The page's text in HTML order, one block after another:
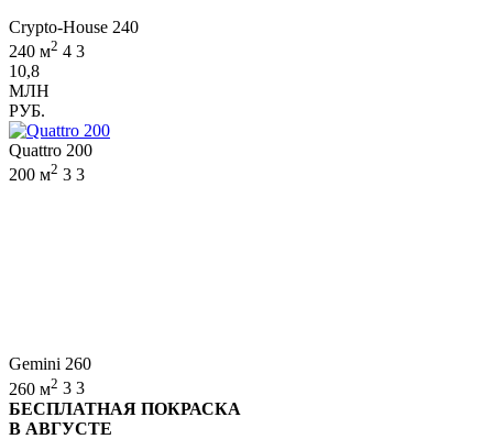
Crypto-House 240
240 м2 4 3
10,8
МЛН
РУБ.
Quattro 200
200 м2 3 3
Gemini 260
260 м2 3 3
БЕСПЛАТНАЯ ПОКРАСКА
В АВГУСТЕ